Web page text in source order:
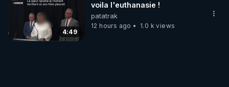
4:49
voila l'euthanasie !
patatrak
12 hours ago
1.0 k views